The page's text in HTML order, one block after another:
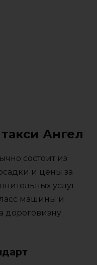
Ангел
состоит из
и цены за
услуг
машины и
дороговизну